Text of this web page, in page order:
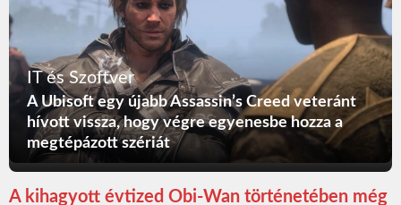
IT és Szoftver
A Ubisoft egy újabb Assassin’s Creed veteránt
hívott vissza, hogy végre egyenesbe hozza a
megtépázott szériát
A kihagyott évtized Obi-Wan történetében még